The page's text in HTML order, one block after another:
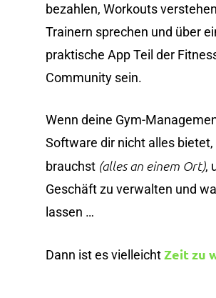
bezahlen, Workouts
Trainern sprechen und über
praktische App Teil der
Community sein.
Wenn deine Gym-
Software dir nicht alles bietet,
brauchst (alles an einem Ort),
Geschäft zu verwalten und
lassen …
Dann ist es vielleichtZeit zu